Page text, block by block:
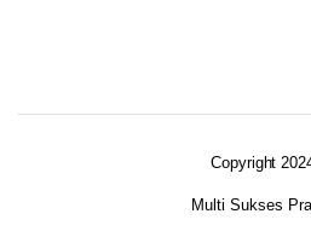
Copyright
Multi Sukses